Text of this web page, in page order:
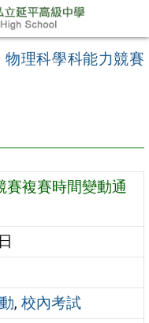
物理科學科能力競賽
賽複賽時間變動通
,校內考試